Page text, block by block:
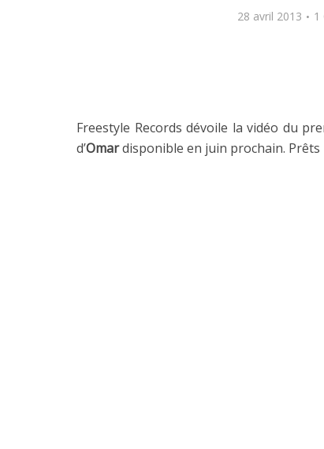
28 avril 2013 1
Freestyle Records dévoile la vidéo du
d’Omardisponible en juin prochain. Prêts